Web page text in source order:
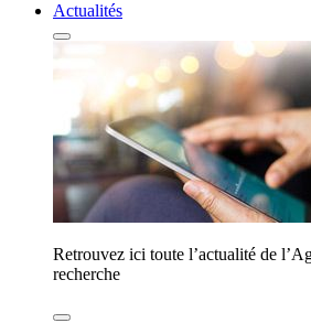
Actualités
Retrouvez ici toute l’actualité de
recherche